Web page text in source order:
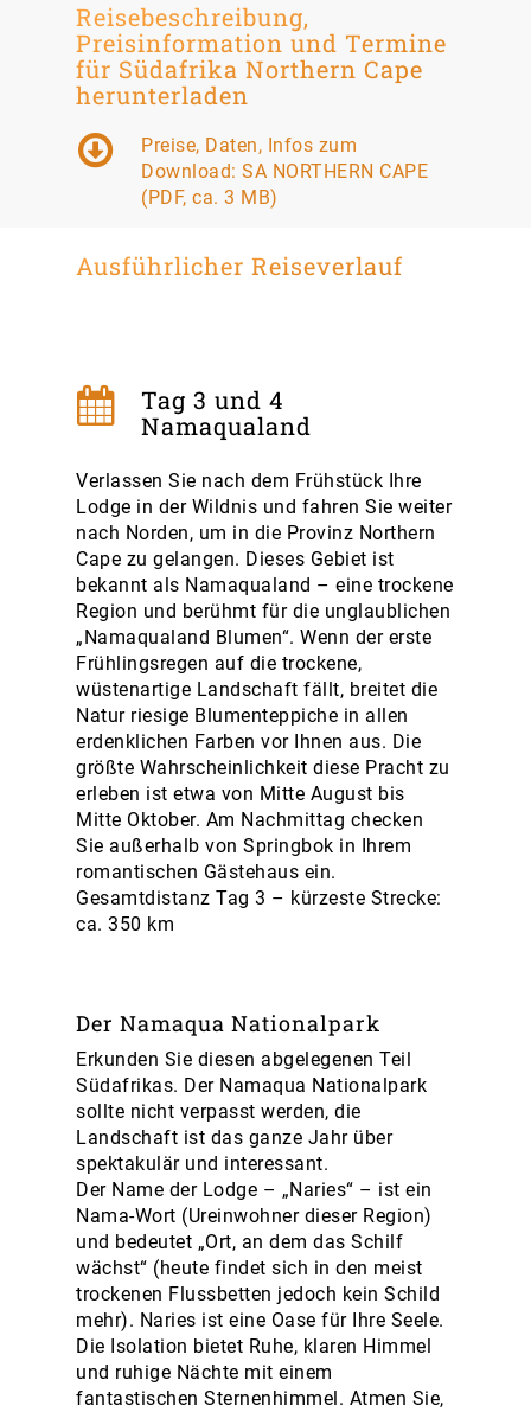
Reisebeschreibung,
Preisinformation und Termine
für Südafrika Northern Cape
herunterladen
Preise, Daten, Infos zum
Download: SA NORTHERN CAPE
(PDF, ca. 3 MB)
Ausführlicher Reiseverlauf
Tag 3 und 4
Namaqualand
Verlassen Sie nach dem Frühstück Ihre
Lodge in der Wildnis und fahren Sie weiter
nach Norden, um in die Provinz Northern
Cape zu gelangen. Dieses Gebiet ist
bekannt als Namaqualand – eine trockene
Region und berühmt für die unglaublichen
„Namaqualand Blumen“. Wenn der erste
Frühlingsregen auf die trockene,
wüstenartige Landschaft fällt, breitet die
Natur riesige Blumenteppiche in allen
erdenklichen Farben vor Ihnen aus. Die
größte Wahrscheinlichkeit diese Pracht zu
erleben ist etwa von Mitte August bis
Mitte Oktober. Am Nachmittag checken
Sie außerhalb von Springbok in Ihrem
romantischen Gästehaus ein.
Gesamtdistanz Tag 3 – kürzeste Strecke:
ca. 350 km
Der Namaqua Nationalpark
Erkunden Sie diesen abgelegenen Teil
Südafrikas. Der Namaqua Nationalpark
sollte nicht verpasst werden, die
Landschaft ist das ganze Jahr über
spektakulär und interessant.
Der Name der Lodge – „Naries“ – ist ein
Nama-Wort (Ureinwohner dieser Region)
und bedeutet „Ort, an dem das Schilf
wächst“ (heute findet sich in den meist
trockenen Flussbetten jedoch kein Schild
mehr). Naries ist eine Oase für Ihre Seele.
Die Isolation bietet Ruhe, klaren Himmel
und ruhige Nächte mit einem
fantastischen Sternenhimmel. Atmen Sie,